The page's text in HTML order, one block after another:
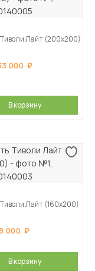
Тиволи Лайт (200х200)
000
В корзину
Лайт (160х200)
000
В корзину